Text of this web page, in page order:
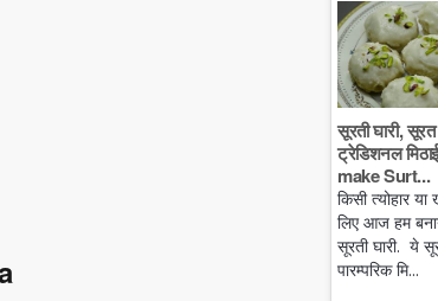
सूरती घारी,
ट्रेडिशनल
make Surt...
किसी त्योहार
लिए आज हम
सूरती घारी. ये
पारम्परिक मि...